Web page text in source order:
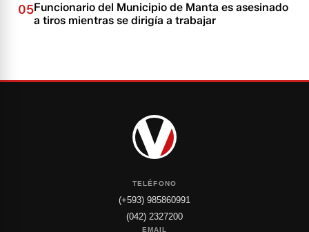
05Funcionario del Municipio de Manta es asesinado
a tiros mientras se dirigía a trabajar
TELÉFONO
(+593) 985860991
(042) 2327200
EMAIL